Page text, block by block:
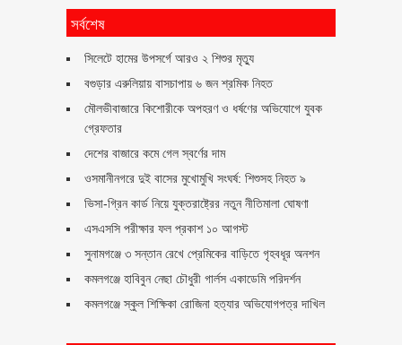
সর্বশেষ
সিলেটে হামের উপসর্গে আরও ২ শিশুর মৃত্যু
বগুড়ার এরুলিয়ায় বাসচাপায় ৬ জন শ্রমিক নিহত
মৌলভীবাজারে কিশোরীকে অপহরণ ও ধর্ষণের অভিযোগে যুবক
গ্রেফতার
দেশের বাজারে কমে গেল স্বর্ণের দাম
ওসমানীনগরে দুই বাসের মুখোমুখি সংঘর্ষ: শিশুসহ নিহত ৯
ভিসা-গ্রিন কার্ড নিয়ে যুক্তরাষ্ট্রের নতুন নীতিমালা ঘোষণা
এসএসসি পরীক্ষার ফল প্রকাশ ১০ আগস্ট
সুনামগঞ্জে ৩ সন্তান রেখে প্রেমিকের বাড়িতে গৃহবধূর অনশন
কমলগঞ্জে হাবিবুন নেছা চৌধুরী গার্লস একাডেমি পরিদর্শন
কমলগঞ্জে স্কুল শিক্ষিকা রোজিনা হত্যার অভিযোগপত্র দাখিল